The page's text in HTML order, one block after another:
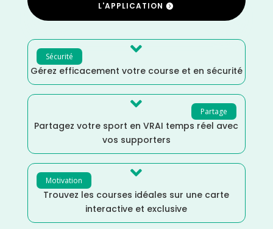
L'APPLICATION
Sécurité 
Gérez efficacement votre course et en sécurité
Partage

Partagez votre sport en VRAI temps réel avec
vos supporters
Motivation 
Trouvez les courses idéales sur une carte
interactive et exclusive